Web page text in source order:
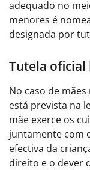
adequado no
menores é
designada por
Tutela
No caso de
está prevista na
mãe exerce os
juntamente com
efectiva da
direito e o dever